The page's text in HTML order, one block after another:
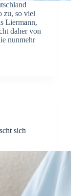
zu, so viel
Liermann,
daher von
nunmehr
sich